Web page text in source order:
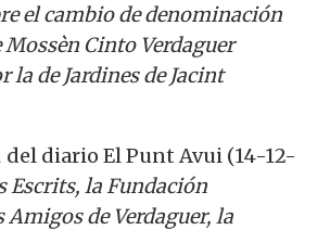
el cambio de denominación
Mossèn Cinto Verdaguer
de Jardines de Jacint
del diario El Punt Avui (14-12-
Escrits, la Fundación
Amigos de Verdaguer, la